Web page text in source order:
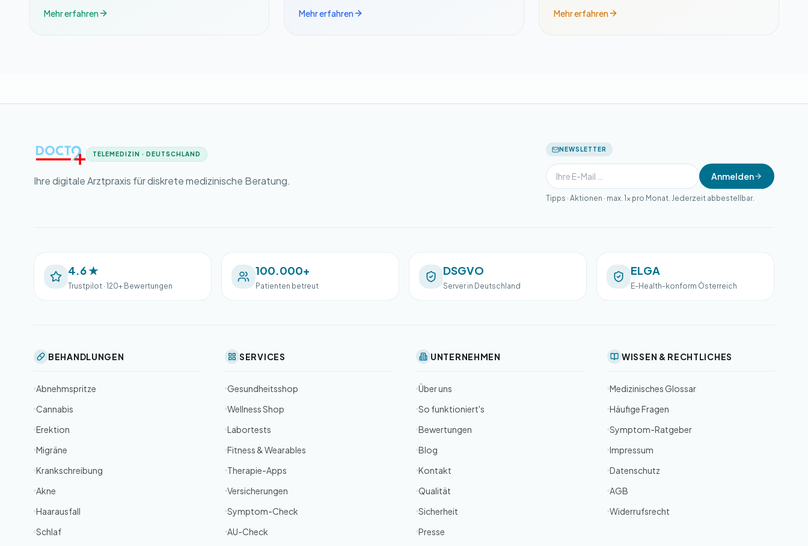
Mehr erfahren Mehr erfahren Mehr erfahren
TELEMEDIZIN · DEUTSCHLAND
Ihre digitale Arztpraxis für diskrete medizinische Beratung.
NEWSLETTER
Anmelden
Tipps · Aktionen · max. 1× pro Monat. Jederzeit abbestellbar.
4.6 ★
Trustpilot · 120+ Bewertungen
100.000+
Patienten betreut
DSGVO
Server in Deutschland
ELGA
E-Health-konform Österreich
BEHANDLUNGEN
Abnehmspritze
Cannabis
Erektion
Migräne
Krankschreibung
Akne
Haarausfall
Schlaf
SERVICES
Gesundheitsshop
Wellness Shop
Labortests
Fitness & Wearables
Therapie-Apps
Versicherungen
Symptom-Check
AU-Check
UNTERNEHMEN
Über uns
So funktioniert's
Bewertungen
Blog
Kontakt
Qualität
Sicherheit
Presse
WISSEN & RECHTLICHES
Medizinisches Glossar
Häufige Fragen
Symptom-Ratgeber
Impressum
Datenschutz
AGB
Widerrufsrecht